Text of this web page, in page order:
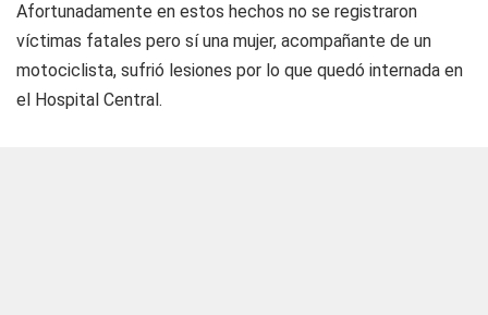
Afortunadamente en estos hechos no se registraron
víctimas fatales pero sí una mujer, acompañante de un
motociclista, sufrió lesiones por lo que quedó internada en
el Hospital Central.